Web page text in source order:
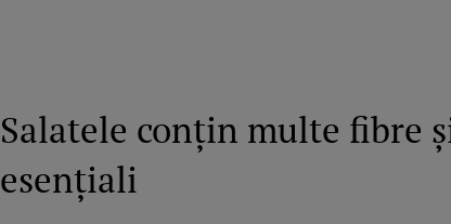
Salatele conţin multe fibre
esenţiali